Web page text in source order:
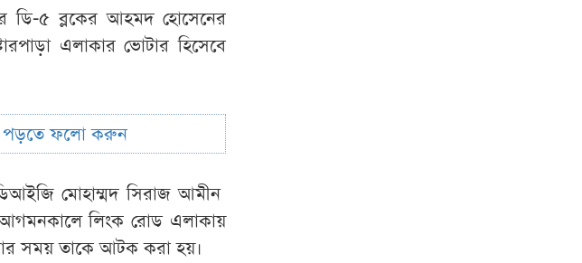
ডি-৫ ব্লকের আহমদ হোসেনের
এলাকার ভোটার হিসেবে
পড়তে ফলো করুন
মোহাম্মদ সিরাজ আমীন
আগমনকালে লিংক রোড এলাকায়
সময় তাকে আটক করা হয়।